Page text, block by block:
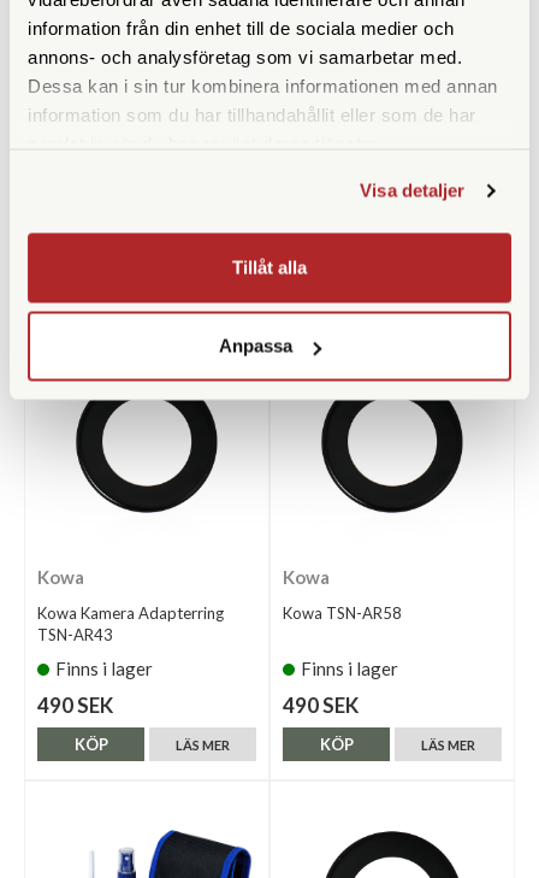
information från din enhet till de sociala medier och
annons- och analysföretag som vi samarbetar med.
Dessa kan i sin tur kombinera informationen med annan
information som du har tillhandahållit eller som de har
Visa detaljer
Tillåt alla
Anpassa
Vikt (g) 680
Benlåstyp Skruvlås
Medföljande snabbplatta
ANDRA KÖPTE ÄVEN
Kowa
Kowa Kamera Adapterring
TSN-AR43
Finns i lager
490 SEK
LÄS MER
KÖP
Kowa
Kowa TSN-AR58
Finns i lager
490 SEK
LÄS MER
KÖP